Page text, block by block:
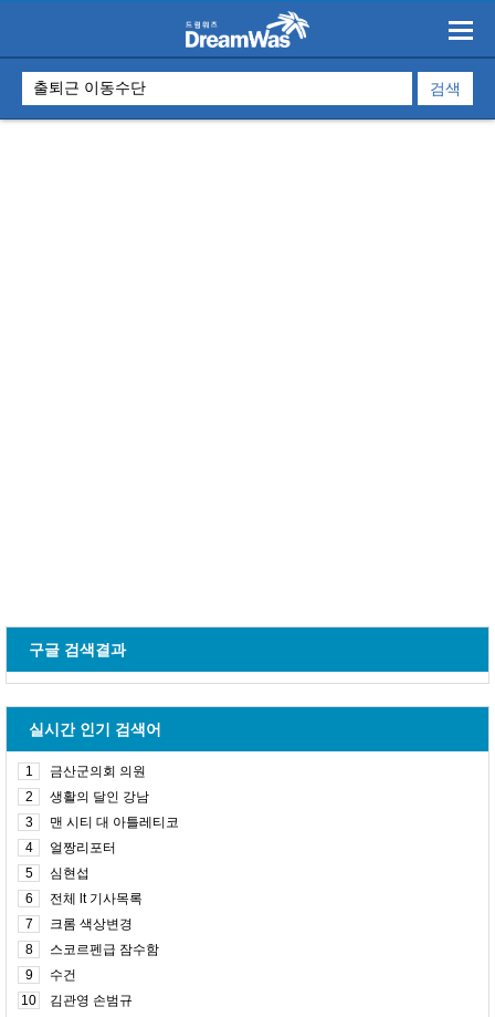
구글 검색결과
실시간 인기 검색어
1
금산군의회 의원
2
생활의 달인 강남
3
맨 시티 대 아틀레티코
4
얼짱리포터
5
심현섭
6
전체 lt 기사목록
7
크롬 색상변경
8
스코르펜급 잠수함
9
수건
10
김관영 손범규